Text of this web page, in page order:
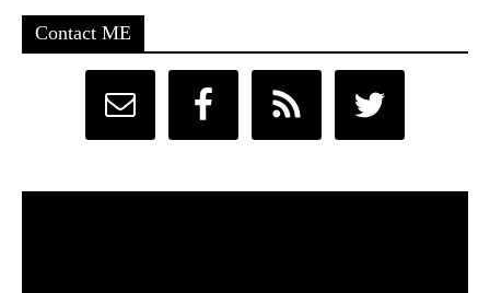
Contact ME